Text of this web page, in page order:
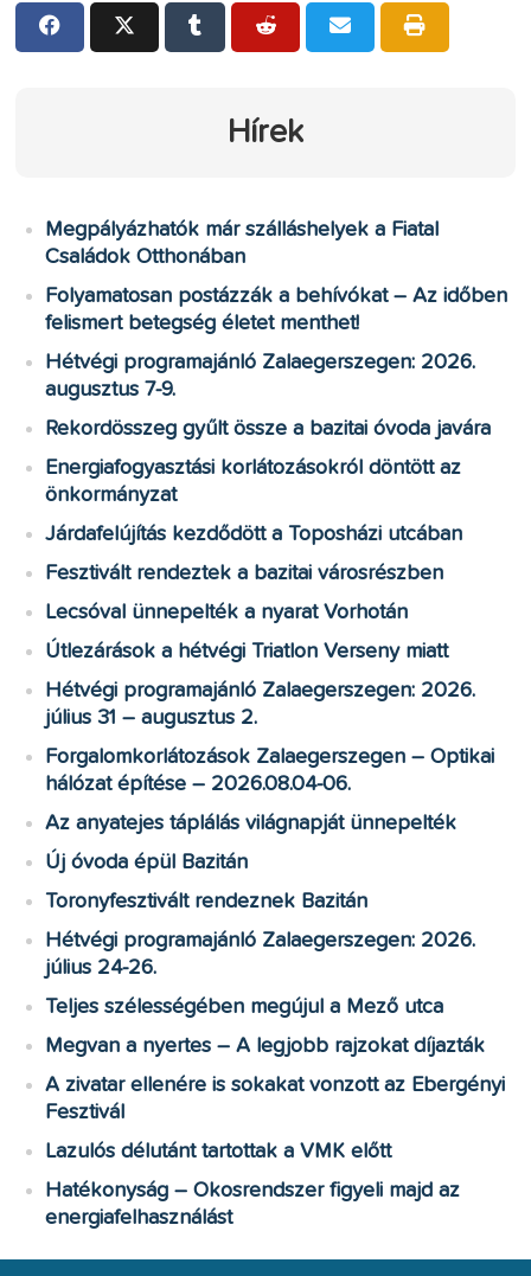
Hírek
Megpályázhatók már szálláshelyek a Fiatal
Családok Otthonában
Folyamatosan postázzák a behívókat – Az időben
felismert betegség életet menthet!
Hétvégi programajánló Zalaegerszegen: 2026.
augusztus 7-9.
Rekordösszeg gyűlt össze a bazitai óvoda javára
Energiafogyasztási korlátozásokról döntött az
önkormányzat
Járdafelújítás kezdődött a Toposházi utcában
Fesztivált rendeztek a bazitai városrészben
Lecsóval ünnepelték a nyarat Vorhotán
Útlezárások a hétvégi Triatlon Verseny miatt
Hétvégi programajánló Zalaegerszegen: 2026.
július 31 – augusztus 2.
Forgalomkorlátozások Zalaegerszegen – Optikai
hálózat építése – 2026.08.04-06.
Az anyatejes táplálás világnapját ünnepelték
Új óvoda épül Bazitán
Toronyfesztivált rendeznek Bazitán
Hétvégi programajánló Zalaegerszegen: 2026.
július 24-26.
Teljes szélességében megújul a Mező utca
Megvan a nyertes – A legjobb rajzokat díjazták
A zivatar ellenére is sokakat vonzott az Ebergényi
Fesztivál
Lazulós délutánt tartottak a VMK előtt
Hatékonyság – Okosrendszer figyeli majd az
energiafelhasználást